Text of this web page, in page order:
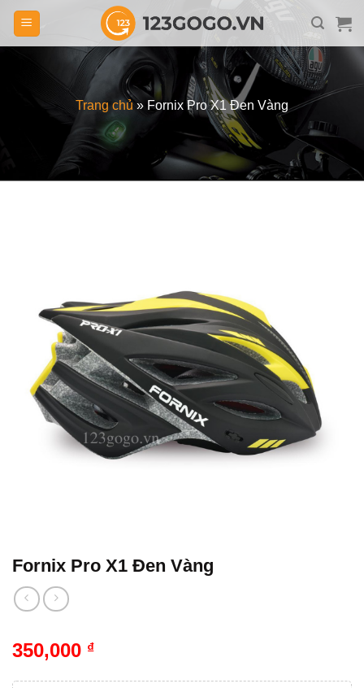
Skip
content
Trang chủ» Fornix Pro X1 Đen Vàng
Fornix Pro X1 Đen Vàng
350,000 ₫